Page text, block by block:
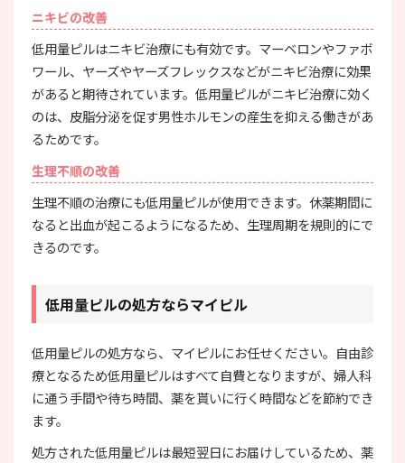
ニキビの改善
低用量ピルはニキビ治療にも有効です。マーベロンやファボ
ワール、ヤーズやヤーズフレックスなどがニキビ治療に効果
があると期待されています。低用量ピルがニキビ治療に効く
のは、皮脂分泌を促す男性ホルモンの産生を抑える働きがあ
るためです。
生理不順の改善
生理不順の治療にも低用量ピルが使用できます。休薬期間に
なると出血が起こるようになるため、生理周期を規則的にで
きるのです。
低用量ピルの処方ならマイピル
低用量ピルの処方なら、マイピルにお任せください。自由診
療となるため低用量ピルはすべて自費となりますが、婦人科
に通う手間や待ち時間、薬を貰いに行く時間などを節約でき
ます。
処方された低用量ピルは最短翌日にお届けしているため、薬